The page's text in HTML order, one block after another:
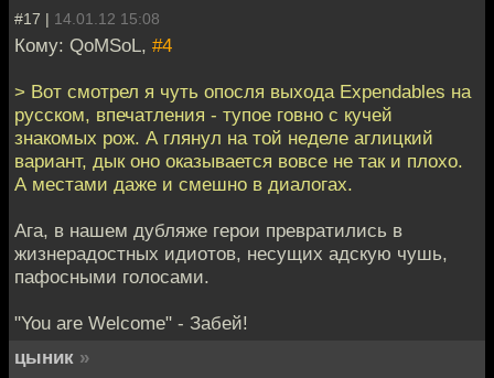
#17 | 14.01.12 15:08
Кому: QoMSoL, #4
> Вот смотрел я чуть опосля выхода Expendables на
русском, впечатления - тупое говно с кучей
знакомых рож. А глянул на той неделе аглицкий
вариант, дык оно оказывается вовсе не так и плохо.
А местами даже и смешно в диалогах.
Ага, в нашем дубляже герои превратились в
жизнерадостных идиотов, несущих адскую чушь,
пафосными голосами.
"You are Welcome" - Забей!
цыник »